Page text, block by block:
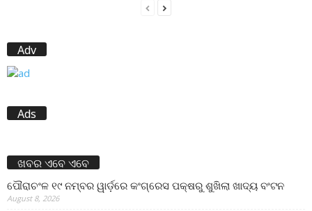
Adv
Ads
ଖବର ଏବେ ଏବେ
ପୌରାଚଂଳ ୧୯ ନମ୍ବର ୱାର୍ଡ଼ରେ କଂଗ୍ରେସ ପକ୍ଷରୁ ଶୁଖିଲା ଖାଦ୍ୟ ବଂଟନ
August 8, 2026